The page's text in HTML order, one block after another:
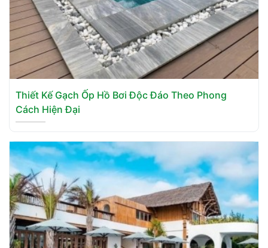
Thiết Kế Gạch Ốp Hồ Bơi Độc Đáo Theo Phong
Cách Hiện Đại